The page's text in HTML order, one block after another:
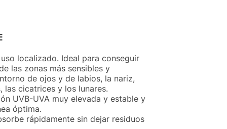
localizado. Ideal para conseguir
las zonas más sensibles y
de ojos y de labios, la nariz,
las cicatrices y los lunares.
UVB-UVA muy elevada y estable y
óptima.
rápidamente sin dejar residuos